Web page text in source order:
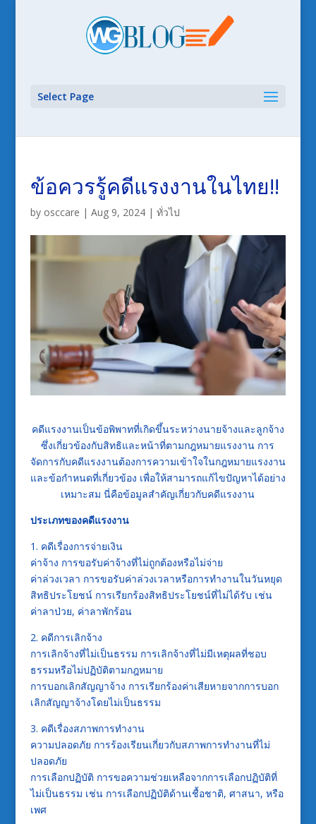
Select Page
ข้อควรรู้คดีแรงงานในไทย!!
by osccare | Aug 9, 2024| ทั่วไป
คดีแรงงานเป็นข้อพิพาทที่เกิดขึ้นระหว่างนายจ้างและลูกจ้าง
ซึ่งเกี่ยวข้องกับสิทธิและหน้าที่ตามกฎหมายแรงงาน การ
จัดการกับคดีแรงงานต้องการความเข้าใจในกฎหมายแรงงาน
และข้อกำหนดที่เกี่ยวข้อง เพื่อให้สามารถแก้ไขปัญหาได้อย่าง
เหมาะสม นี่คือข้อมูลสำคัญเกี่ยวกับคดีแรงงาน
ประเภทของคดีแรงงาน
1. คดีเรื่องการจ่ายเงิน
ค่าจ้าง การขอรับค่าจ้างที่ไม่ถูกต้องหรือไม่จ่าย
ค่าล่วงเวลา การขอรับค่าล่วงเวลาหรือการทำงานในวันหยุด
สิทธิประโยชน์ การเรียกร้องสิทธิประโยชน์ที่ไม่ได้รับ เช่น
ค่าลาป่วย, ค่าลาพักร้อน
2. คดีการเลิกจ้าง
การเลิกจ้างที่ไม่เป็นธรรม การเลิกจ้างที่ไม่มีเหตุผลที่ชอบ
ธรรมหรือไม่ปฏิบัติตามกฎหมาย
การบอกเลิกสัญญาจ้าง การเรียกร้องค่าเสียหายจากการบอก
เลิกสัญญาจ้างโดยไม่เป็นธรรม
3. คดีเรื่องสภาพการทำงาน
ความปลอดภัย การร้องเรียนเกี่ยวกับสภาพการทำงานที่ไม่
ปลอดภัย
การเลือกปฏิบัติ การขอความช่วยเหลือจากการเลือกปฏิบัติที่
ไม่เป็นธรรม เช่น การเลือกปฏิบัติด้านเชื้อชาติ, ศาสนา, หรือ
เพศ